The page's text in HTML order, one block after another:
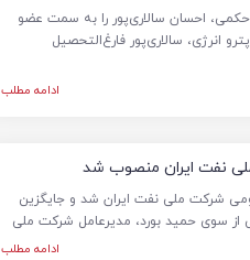
احسان سالاری‌پور را به سمت عضو
انرژی، سالاری‌پور فارغ‌التحصیل
ادامه مطلب
نفت ایران منصوب شد
شرکت ملی نفت ایران شد و جایگزین
از سوی حمید بورد، مدیرعامل شرکت ملی
ادامه مطلب